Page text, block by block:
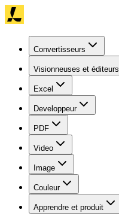
Convertisseurs
Visionneuses et éditeurs
Excel
Developpeur
PDF
Video
Image
Couleur
Apprendre et produit